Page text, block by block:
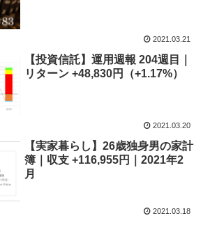
2021.03.21
【投資信託】運用週報 204週目｜
リターン +48,830円（+1.17%）
2021.03.20
【実家暮らし】26歳独身男の家計
簿｜収支 +116,955円｜2021年2
月
2021.03.18